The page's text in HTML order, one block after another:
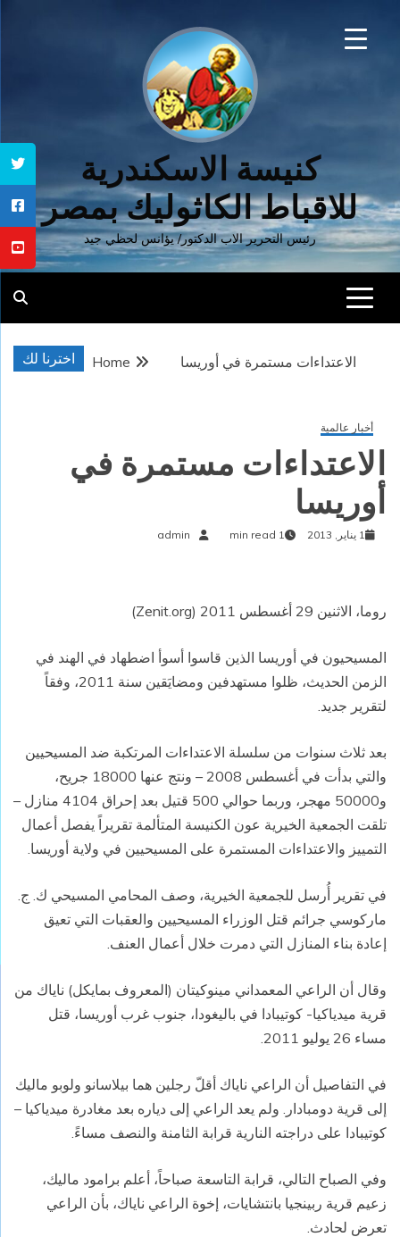
كنيسة الاسكندرية
للاقباط الكاثوليك بمصر
رئيس التحرير الاب الدكتور/ يؤانس لحظي جيد
اخترنا لك Home الاعتداءات مستمرة في أوريسا
أخبار عالمية
الاعتداءات مستمرة في
أوريسا
1 يناير, 2013 1 min read
admin
روما، الاثنين 29 أغسطس 2011 (Zenit.org)
المسيحيون في أوريسا الذين قاسوا أسوأ اضطهاد في الهند في
الزمن الحديث، ظلوا مستهدفين ومضايَقين سنة 2011، وفقاً
لتقرير جديد.
بعد ثلاث سنوات من سلسلة الاعتداءات المرتكبة ضد المسيحيين
والتي بدأت في أغسطس 2008 – ونتج عنها 18000 جريح،
و50000 مهجر، وربما حوالي 500 قتيل بعد إحراق 4104 منازل –
تلقت الجمعية الخيرية عون الكنيسة المتألمة تقريراً يفصل أعمال
التمييز والاعتداءات المستمرة على المسيحيين في ولاية أوريسا.
في تقرير أُرسل للجمعية الخيرية، وصف المحامي المسيحي ك. ج.
ماركوسي جرائم قتل الوزراء المسيحيين والعقبات التي تعيق
إعادة بناء المنازل التي دمرت خلال أعمال العنف.
وقال أن الراعي المعمداني مينوكيتان (المعروف بمايكل) ناياك من
قرية ميدياكيا- كوتيبادا في باليغودا، جنوب غرب أوريسا، قتل
مساء 26 يوليو 2011.
في التفاصيل أن الراعي ناياك أقلّ رجلين هما بيلاسانو ولوبو ماليك
إلى قرية دومبادار. ولم يعد الراعي إلى دياره بعد مغادرة ميدياكيا –
كوتيبادا على دراجته النارية قرابة الثامنة والنصف مساءً.
وفي الصباح التالي، قرابة التاسعة صباحاً، أعلم برامود ماليك،
زعيم قرية ربينجيا بانتشايات، إخوة الراعي ناياك، بأن الراعي
تعرض لحادث.